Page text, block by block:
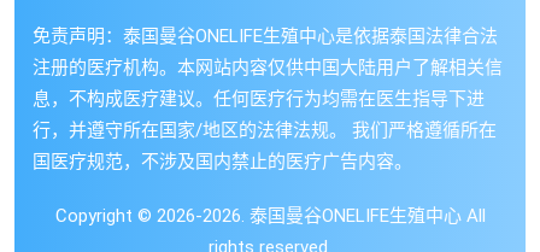
免责声明：泰国曼谷ONELIFE生殖中心是依据泰国法律合法
注册的医疗机构。本网站内容仅供中国大陆用户了解相关信
息，不构成医疗建议。任何医疗行为均需在医生指导下进
行，并遵守所在国家/地区的法律法规。 我们严格遵循所在
国医疗规范，不涉及国内禁止的医疗广告内容。
Copyright © 2026-2026. 泰国曼谷ONELIFE生殖中心 All
rights reserved.